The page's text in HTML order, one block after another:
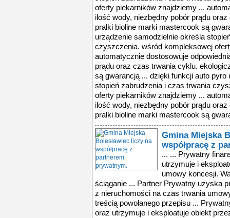
oferty piekarników znajdziemy ...
ilość wody, niezbędny pobór prądu
pralki bioline marki mastercook są
urządzenie samodzielnie określa
czyszczenia. wśród kompleksowej
automatycznie dostosowuje
prądu oraz czas trwania cyklu.
są gwarancją ... dzięki funkcji auto
stopień zabrudzenia i czas trwania
oferty piekarników znajdziemy ...
ilość wody, niezbędny pobór prądu
pralki bioline marki mastercook są
Gmina Miejska
współpracę z
... ... Prywatny
utrzymuje i
umowy koncesji.
ściąganie ... Partner Prywatny uzyska
z nieruchomości na czas trwania
treścią powołanego przepisu ...
oraz utrzymuje i eksploatuje obiekt